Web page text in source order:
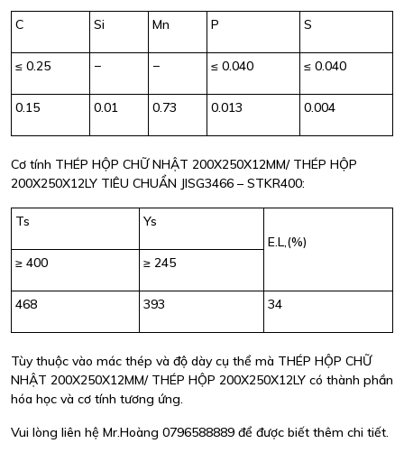
C Si Mn P S
≤ 0.25 − − ≤ 0.040 ≤ 0.040
0.15 0.01 0.73 0.013 0.004
Cơ tính THÉP HỘP CHỮ NHẬT 200X250X12MM/ THÉP HỘP
200X250X12LY TIÊU CHUẨN JISG3466 – STKR400:
Ts
Ys
E.L,(%)
≥ 400
≥ 245
468 393 34
Tùy thuộc vào mác thép và độ dày cụ thể mà THÉP HỘP CHỮ
NHẬT 200X250X12MM/ THÉP HỘP 200X250X12LY có thành phần
hóa học và cơ tính tương ứng.
Vui lòng liên hệ Mr.Hoàng 0796588889 để được biết thêm chi tiết.